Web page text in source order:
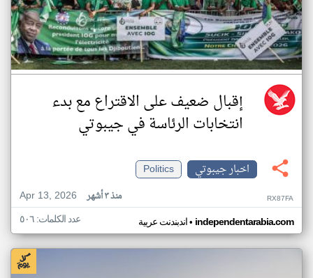
إقبال ضعيف على الاقتراع مع بدء
انتخابات الرئاسة في جيبوتي
اخبار جيبوتي
Politics
Apr 13, 2026
منذ ٣ أشهر RX87FA
اندبندنت عربية• independentarabia.com عدد الكلمات: ٥٠٦